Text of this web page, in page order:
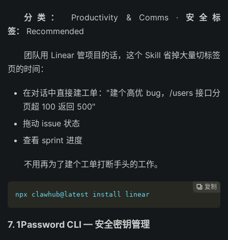
分类： Productivity & Comms · 安全标
签：
Recommended
团队用 Linear 管项目的话，这个 Skill 省掉大量切标签
页的时间：
在对话中直接建工单："建个高优 bug，/users 接口分
页超 100 返回 500"
拖动 issue 状态
查看 sprint 进度
不用再为了建个工单打断手头的工作。
 复制
npx clawhub@latest install linear
7. 1Password CLI — 安全密钥管理